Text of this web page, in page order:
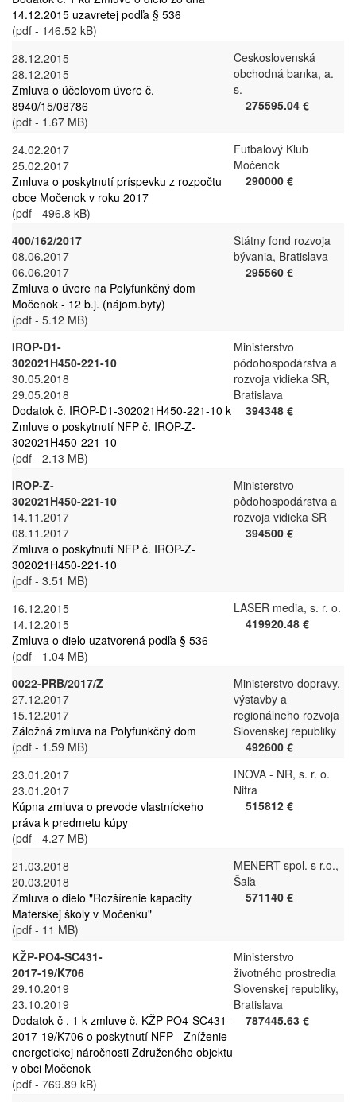
14.12.2015 uzavretej podľa § 536
(pdf - 146.52 kB)
28.12.2015
28.12.2015
Zmluva o účelovom úvere č.
8940/15/08786
(pdf - 1.67 MB)
Československá
obchodná banka, a.
s.
275595.04 €
24.02.2017
25.02.2017
Zmluva o poskytnutí príspevku z rozpočtu
obce Močenok v roku 2017
(pdf - 496.8 kB)
Futbalový Klub
Močenok
290000 €
400/162/2017
08.06.2017
06.06.2017
Zmluva o úvere na Polyfunkčný dom
Močenok - 12 b.j. (nájom.byty)
(pdf - 5.12 MB)
Štátny fond rozvoja
bývania, Bratislava
295560 €
IROP-D1-
302021H450-221-10
30.05.2018
29.05.2018
Dodatok č. IROP-D1-302021H450-221-10 k
Zmluve o poskytnutí NFP č. IROP-Z-
302021H450-221-10
(pdf - 2.13 MB)
Ministerstvo
pôdohospodárstva a
rozvoja vidieka SR,
Bratislava
394348 €
IROP-Z-
302021H450-221-10
14.11.2017
08.11.2017
Zmluva o poskytnutí NFP č. IROP-Z-
302021H450-221-10
(pdf - 3.51 MB)
Ministerstvo
pôdohospodárstva a
rozvoja vidieka SR
394500 €
16.12.2015
14.12.2015
Zmluva o dielo uzatvorená podľa § 536
(pdf - 1.04 MB)
LASER media, s. r. o.
419920.48 €
0022-PRB/2017/Z
27.12.2017
15.12.2017
Záložná zmluva na Polyfunkčný dom
(pdf - 1.59 MB)
Ministerstvo dopravy,
výstavby a
regionálneho rozvoja
Slovenskej republiky
492600 €
23.01.2017
23.01.2017
Kúpna zmluva o prevode vlastníckeho
práva k predmetu kúpy
(pdf - 4.27 MB)
INOVA - NR, s. r. o.
Nitra
515812 €
21.03.2018
20.03.2018
Zmluva o dielo "Rozšírenie kapacity
Materskej školy v Močenku"
(pdf - 11 MB)
MENERT spol. s r.o.,
Šaľa
571140 €
KŽP-PO4-SC431-
2017-19/K706
29.10.2019
23.10.2019
Dodatok č . 1 k zmluve č. KŽP-PO4-SC431-
2017-19/K706 o poskytnutí NFP - Zníženie
energetickej náročnosti Združeného objektu
v obci Močenok
(pdf - 769.89 kB)
Ministerstvo
životného prostredia
Slovenskej republiky,
Bratislava
787445.63 €